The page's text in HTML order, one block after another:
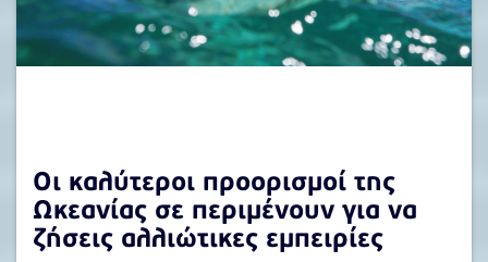
Οι καλύτεροι προορισμοί της
Ωκεανίας σε περιμένουν για να
ζήσεις αλλιώτικες εμπειρίες